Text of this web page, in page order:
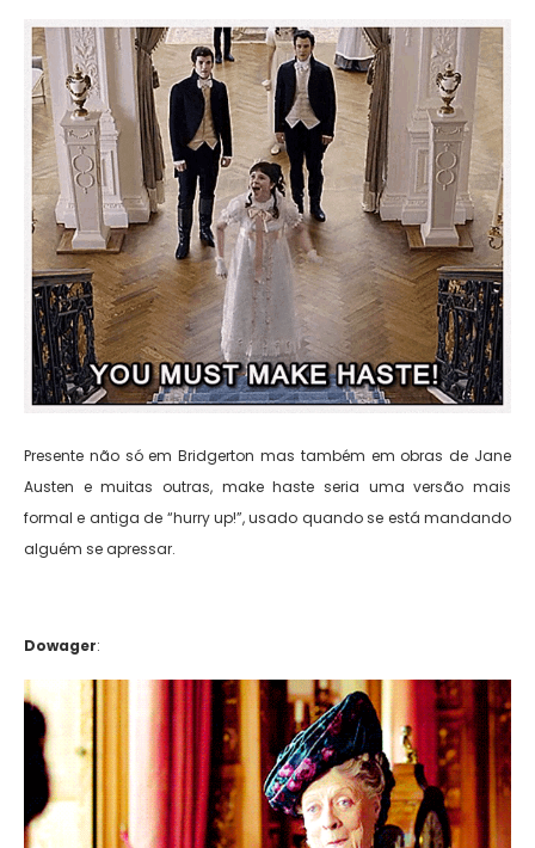
Presente não só em Bridgerton mas também em obras de Jane
Austen e muitas outras, make haste seria uma versão mais
formal e antiga de “hurry up!”, usado quando se está mandando
alguém se apressar.
Dowager: